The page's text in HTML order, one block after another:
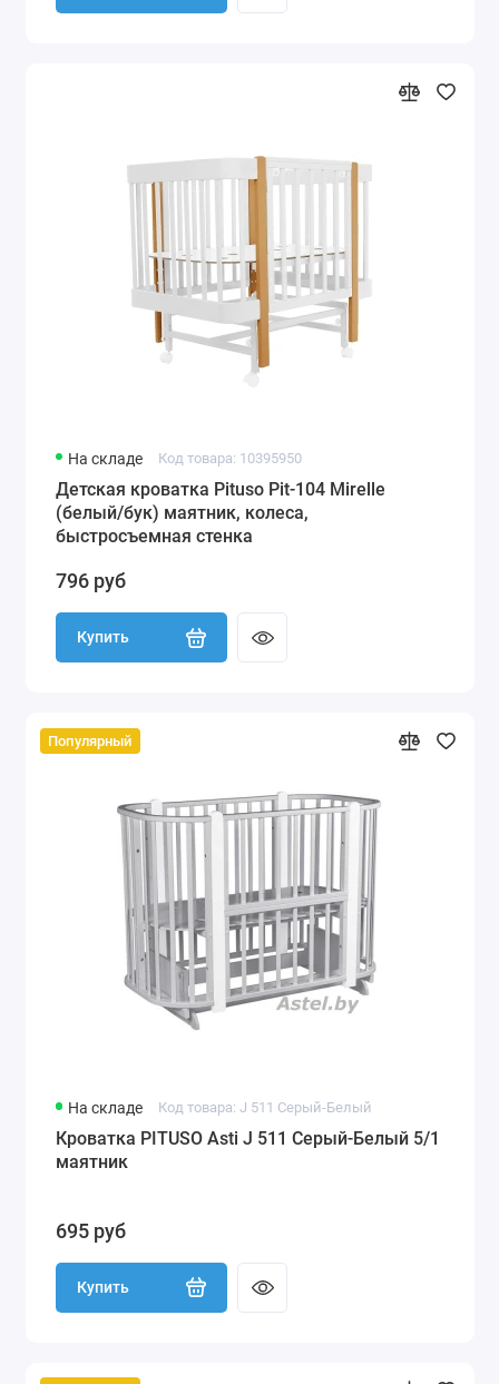
На складе Код товара: 10395950
Детская кроватка Pituso Pit-104 Mirelle
(белый/бук) маятник, колеса,
быстросъемная стенка
796 руб
Купить
Популярный
На складе Код товара: J 511 Серый-Белый
Кроватка PITUSO Asti J 511 Серый-Белый 5/1
маятник
695 руб
Купить